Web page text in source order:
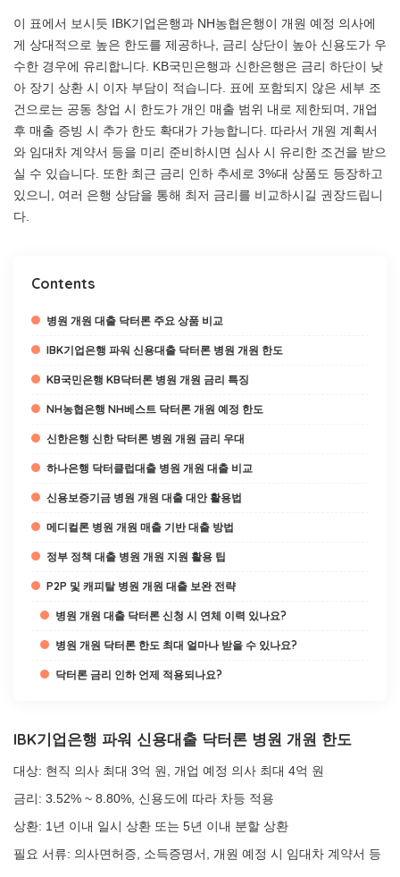
이 표에서 보시듯 IBK기업은행과 NH농협은행이 개원 예정 의사에
게 상대적으로 높은 한도를 제공하나, 금리 상단이 높아 신용도가 우
수한 경우에 유리합니다. KB국민은행과 신한은행은 금리 하단이 낮
아 장기 상환 시 이자 부담이 적습니다. 표에 포함되지 않은 세부 조
건으로는 공동 창업 시 한도가 개인 매출 범위 내로 제한되며, 개업
후 매출 증빙 시 추가 한도 확대가 가능합니다. 따라서 개원 계획서
와 임대차 계약서 등을 미리 준비하시면 심사 시 유리한 조건을 받으
실 수 있습니다. 또한 최근 금리 인하 추세로 3%대 상품도 등장하고
있으니, 여러 은행 상담을 통해 최저 금리를 비교하시길 권장드립니
다.
Contents
병원 개원 대출 닥터론 주요 상품 비교
IBK기업은행 파워 신용대출 닥터론 병원 개원 한도
KB국민은행 KB닥터론 병원 개원 금리 특징
NH농협은행 NH베스트 닥터론 개원 예정 한도
신한은행 신한 닥터론 병원 개원 금리 우대
하나은행 닥터클럽대출 병원 개원 대출 비교
신용보증기금 병원 개원 대출 대안 활용법
메디컬론 병원 개원 매출 기반 대출 방법
정부 정책 대출 병원 개원 지원 활용 팁
P2P 및 캐피탈 병원 개원 대출 보완 전략
병원 개원 대출 닥터론 신청 시 연체 이력 있나요?
병원 개원 닥터론 한도 최대 얼마나 받을 수 있나요?
닥터론 금리 인하 언제 적용되나요?
IBK기업은행 파워 신용대출 닥터론 병원 개원 한도
대상: 현직 의사 최대 3억 원, 개업 예정 의사 최대 4억 원
금리: 3.52% ~ 8.80%, 신용도에 따라 차등 적용
상환: 1년 이내 일시 상환 또는 5년 이내 분할 상환
필요 서류: 의사면허증, 소득증명서, 개원 예정 시 임대차 계약서 등